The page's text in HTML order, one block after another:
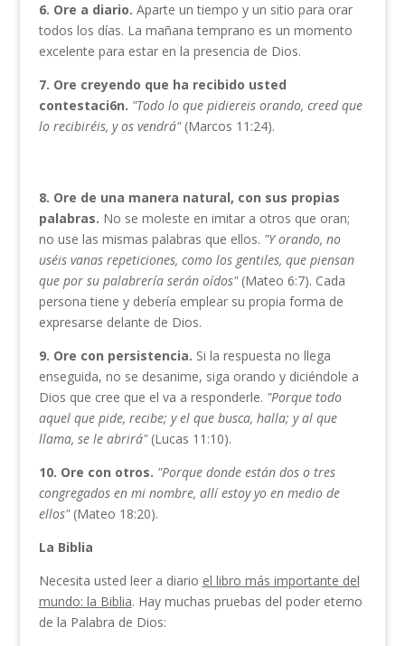
6. Ore a diario. Aparte un tiempo y un sitio para orar
todos los días. La mañana temprano es un momento
excelente para estar en la presencia de Dios.
7. Ore creyendo que ha recibido usted
contestaci6n. "Todo lo que pidiereis orando, creed que
lo recibiréis, y os ven­drá" (Marcos 11:24).
8. Ore de una manera natural, con sus propias
palabras. No se moleste en imitar a otros que oran;
no use las mismas palabras que ellos. "Yorando, no
uséis vanas repeticiones, como los gentiles, que piensan
que por su palabrería serán oídos" (Mateo 6:7). Cada
persona tiene y debería emplear su propia forma de
expresarse delante de Dios.
9. Ore con persistencia. Si la respuesta no llega
enseguida, no se desanime, siga orando y diciéndole a
Dios que cree que el va a responderle. "Porque todo
aquel que pide, re­cibe; y el que busca, halla; y al que
llama, se le abrirá" (Lucas 11:10).
10. Ore con otros. "Porque donde están dos o tres
congre­gados en mi nombre, allí estoy yo en medio de
ellos" (Mateo 18:20).
La Biblia
Necesita usted leer a diario el libro más importante del
mundo: la Biblia. Hay muchas pruebas del poder eterno
de la Palabra de Dios: